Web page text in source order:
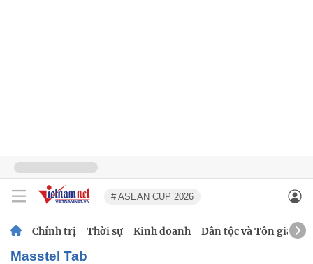
# ASEAN CUP 2026
Chính trị Thời sự Kinh doanh Dân tộc và Tôn giáo
Masstel Tab